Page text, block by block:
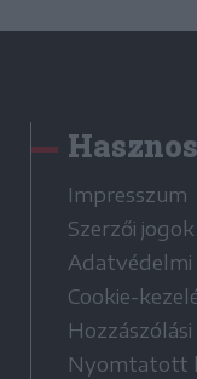
Hasznos
Impresszum
Szerzői jogok
Cookie-
Nyomtatott